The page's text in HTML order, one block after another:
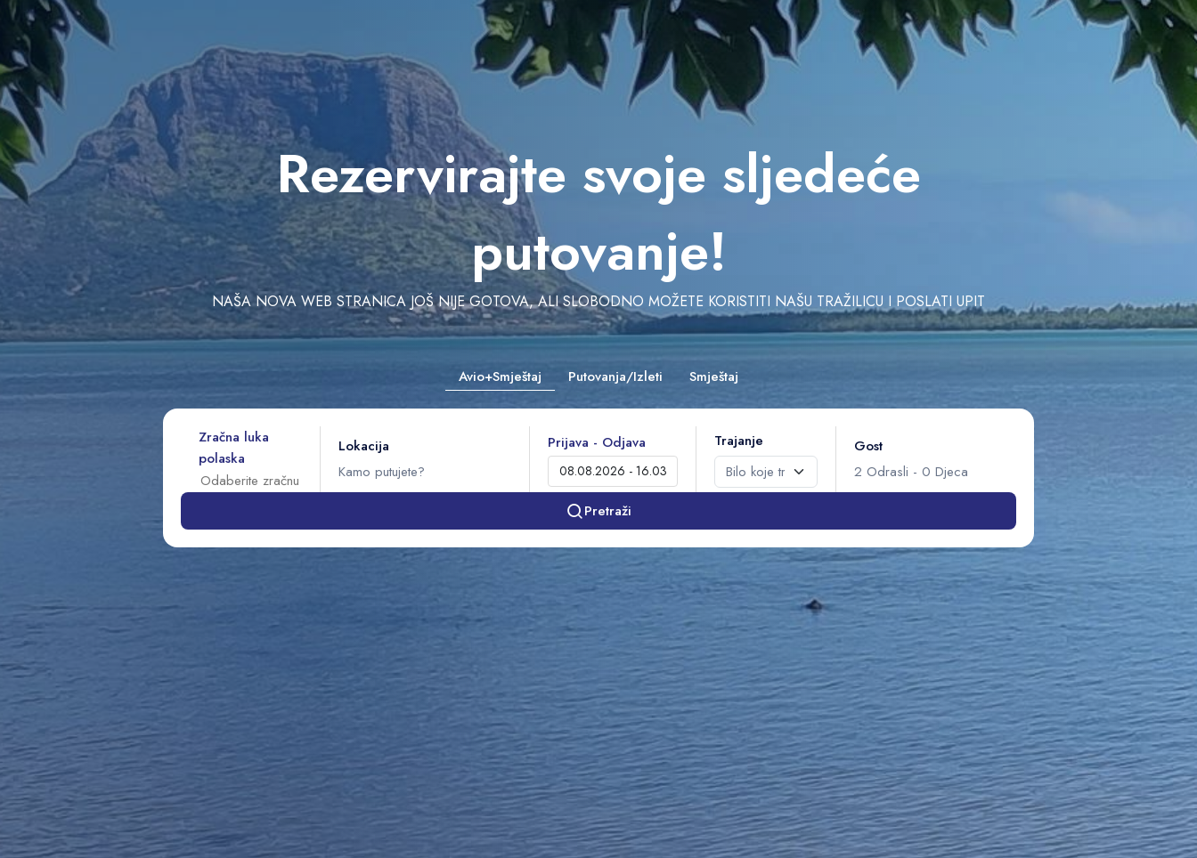
Rezervirajte svoje sljedeće
putovanje!
NAŠA NOVA WEB STRANICA JOŠ NIJE GOTOVA, ALI SLOBODNO MOŽETE KORISTITI NAŠU TRAŽILICU I POSLATI UPIT
Avio+Smještaj Putovanja/Izleti Smještaj
Zračna luka
polaska
Lokacija Prijava - Odjava Trajanje
Gost
2 Odrasli - 0 Djeca
Pretraži